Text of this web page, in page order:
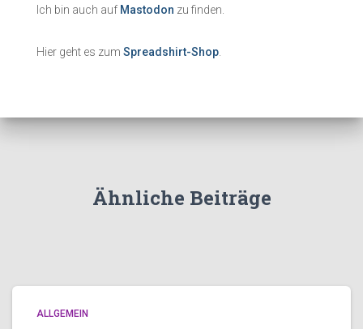
Ich bin auch auf Mastodon zu finden.
Hier geht es zum Spreadshirt-Shop
Ähnliche Beiträge
ALLGEMEIN